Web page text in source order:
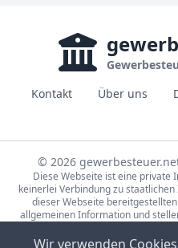
Kontakt
Über uns
© 2026
Diese Webseite ist eine
keinerlei Verbindung zu
dieser Webseite
allgemeinen Information und
Informationen wird keine
Wir verwenden